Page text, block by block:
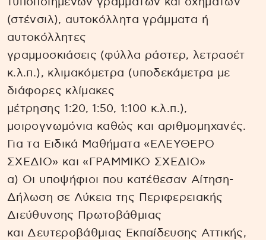
(στένσιλ), αυτοκόλλητα γράμματα ή
αυτοκόλλητες
γραμμοσκιάσεις (φύλλα ράστερ, λετρασέτ
κ.λ.π.), κλιμακόμετρα (υποδεκάμετρα με
διάφορες κλίμακες
μέτρησης 1:20, 1:50, 1:100 κ.λ.π.),
μοιρογνωμόνια καθώς και αριθμομηχανές.
Για τα Ειδικά Μαθήματα «ΕΛΕΥΘΕΡΟ
ΣΧΕΔΙΟ» και «ΓΡΑΜΜΙΚΟ ΣΧΕΔΙΟ»
α) Οι υποψήφιοι που κατέθεσαν Αίτηση-
Δήλωση σε Λύκεια της Περιφερειακής
Διεύθυνσης Πρωτοβάθμιας
και Δευτεροβάθμιας Εκπαίδευσης Αττικής,